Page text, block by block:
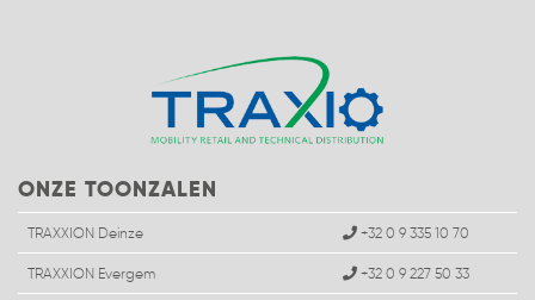
ONZE TOONZALEN
TRAXXION Deinze +32 0 9 335 10 70
TRAXXION Evergem +32 0 9 227 50 33